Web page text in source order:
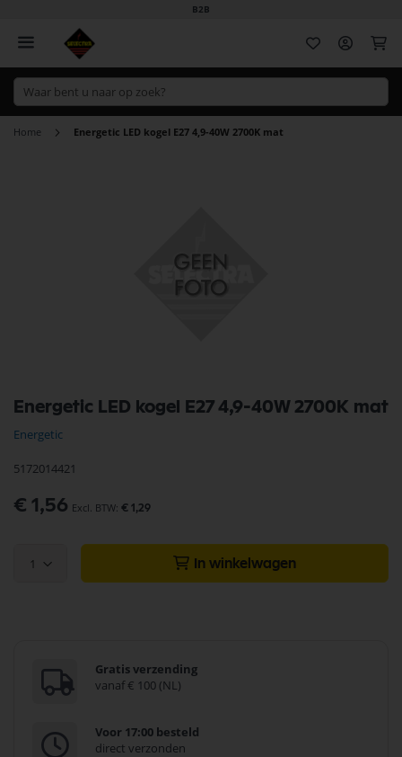
B2B
Home Energetic LED kogel E27 4,9-40W 2700K mat
Energetic LED kogel E27 4,9-40W 2700K mat
Energetic
5172014421
€ 1,56 € 1,29
1 In winkelwagen
Gratis verzending
vanaf € 100 (NL)
Voor 17:00 besteld
direct verzonden
naar
het
begin
de
gallerij